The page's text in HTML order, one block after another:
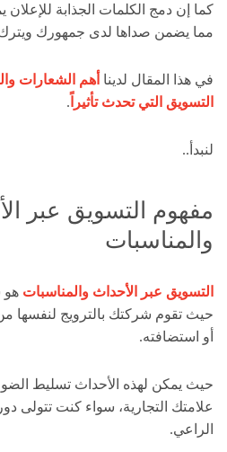
كما إن دمج الكلمات الجذابة
مما يضمن صداها لدى جمهورك ويترك
في هذا المقال لدينا أهم الشعارات
التسويق التي تحدث تأثيراً .
لنبدأ..
مفهوم التسويق عبر
والمناسبات
التسويق عبر الأحداث والمناسبات هو
حيث تقوم شركتك بالترويج لنفسها
أو استضافته.
حيث يمكن لهذه الأحداث تسليط
علامتك التجارية، سواء كنت تتولى
الراعي.